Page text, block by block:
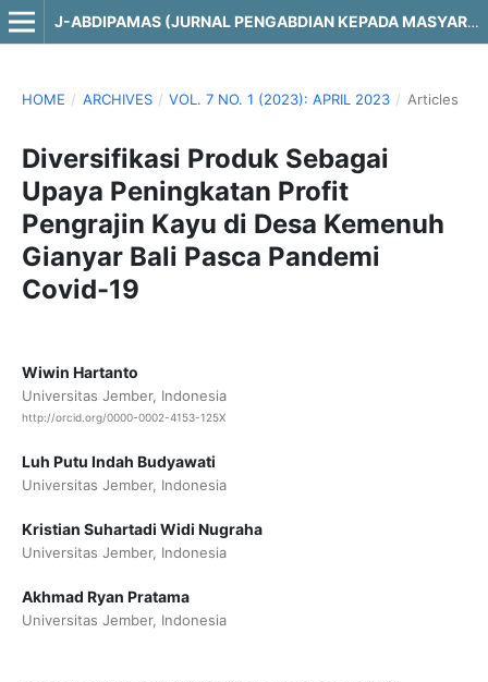
J-ABDIPAMAS (JURNAL PENGABDIAN KEPADA MASYARAKAT)
HOME / ARCHIVES / VOL. 7 NO. 1 (2023): APRIL 2023 / Articles
Diversifikasi Produk Sebagai
Upaya Peningkatan Profit
Pengrajin Kayu di Desa Kemenuh
Gianyar Bali Pasca Pandemi
Covid-19
Wiwin Hartanto
Universitas Jember, Indonesia
http://orcid.org/0000-0002-4153-125X
Luh Putu Indah Budyawati
Universitas Jember, Indonesia
Kristian Suhartadi Widi Nugraha
Universitas Jember, Indonesia
Akhmad Ryan Pratama
Universitas Jember, Indonesia